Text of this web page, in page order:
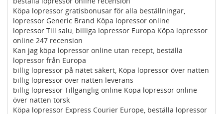
Köpa lopressor gratisbonusar för alla beställningar,
lopressor Generic Brand Köpa lopressor online
lopressor Till salu, billiga lopressor Europa Köpa lopressor
online 247 recension
Kan jag köpa lopressor online utan recept, beställa
lopressor från Europa
billig lopressor på nätet säkert, Köpa lopressor över natten
billig lopressor över natten leverans
billig lopressor Tillgänglig online Köpa lopressor online
över natten torsk
Köpa lopressor Express Courier Europe, beställa lopressor